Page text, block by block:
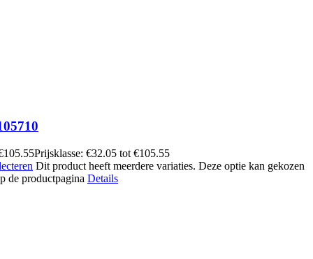
105.55Prijsklasse: €32.05 tot €105.55
Dit product heeft meerdere variaties. Deze optie kan gekozen
de productpagina Details